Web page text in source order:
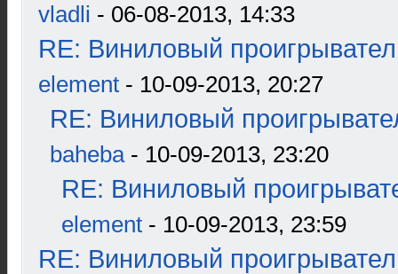
vladli - 06-08-2013, 14:33
RE: Виниловый
element - 10-09-2013, 20:27
RE: Виниловый
baheba- 10-09-2013, 23:20
RE: Виниловый
element - 10-09-2013, 23:59
RE: Виниловый